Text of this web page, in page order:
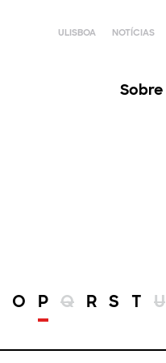
ULISBOA NOTÍCIAS
Sobre
O P Q R S T U